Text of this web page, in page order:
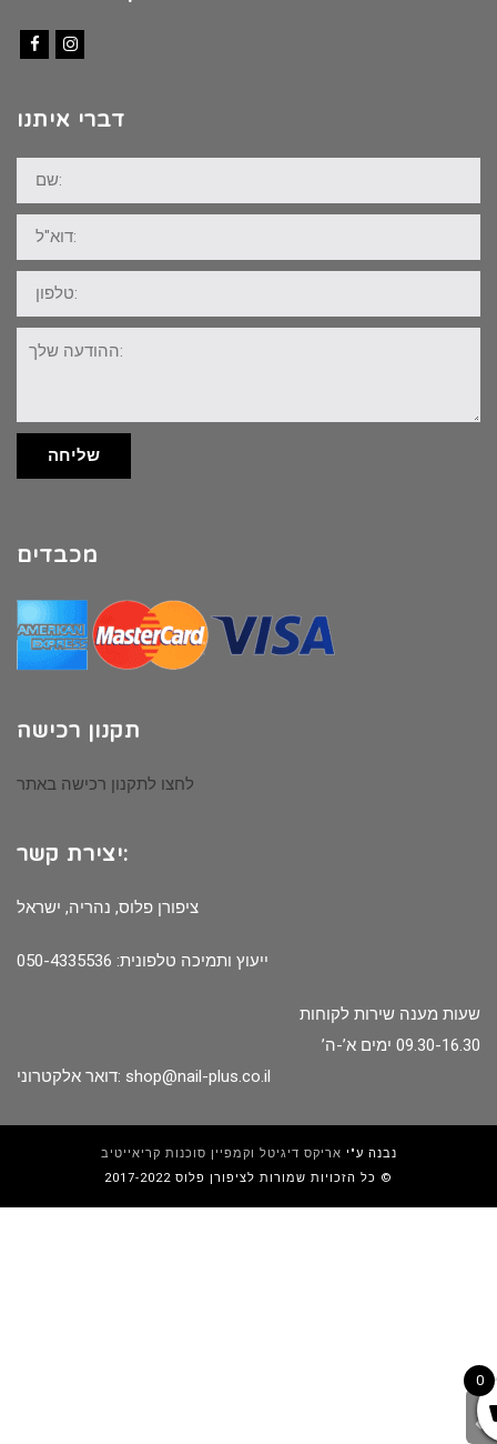
דברי איתנו
שם:
דוא"ל:
טלפון:
ההודעה
שלך:
שליחה
מכבדים
תקנון רכישה
לחצו לתקנון רכישה באתר
יצירת קשר:
ציפורן פלוס, נהריה, ישראל
ייעוץ ותמיכה טלפונית: 050-4335536
שעות מענה שירות לקוחות
09.30-16.30 ימים א’-ה’
דואר אלקטרוני: shop@nail-plus.co.il
נבנה ע"י אריקס דיגיטל וקמפיין סוכנות קריאייטיב
כל הזכויות שמורות לציפורן פלוס 2017-2022 ©
0